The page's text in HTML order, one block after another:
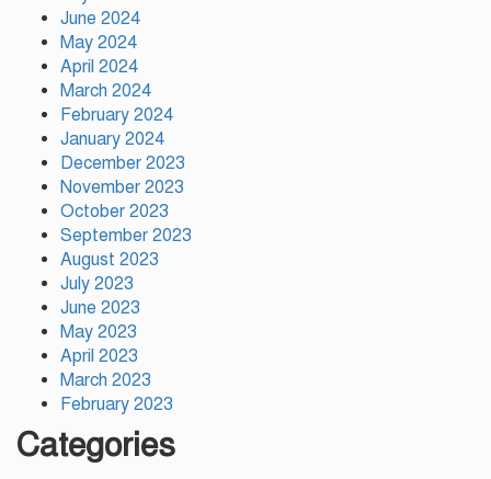
June 2024
May 2024
April 2024
March 2024
February 2024
January 2024
December 2023
November 2023
October 2023
September 2023
August 2023
July 2023
June 2023
May 2023
April 2023
March 2023
February 2023
Categories